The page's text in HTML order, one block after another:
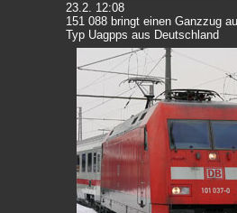
23.2. 12:08
151 088 bringt einen Ganzzug
Typ Uagpps aus Deutschland